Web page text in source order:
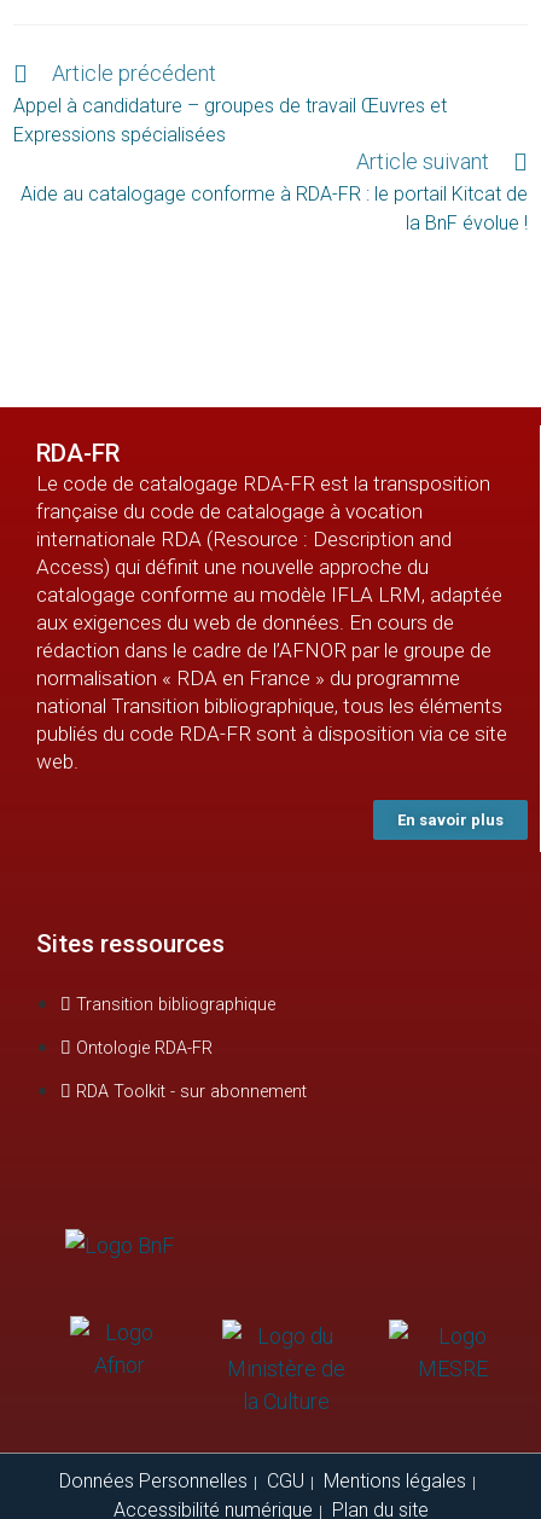
Article précédent
Appel à candidature – groupes de travail Œuvres et
Expressions spécialisées
Article suivant
Aide au catalogage conforme à RDA-FR : le portail Kitcat de
la BnF évolue !
RDA-FR
Le code de catalogage RDA-FR est la transposition
française du code de catalogage à vocation
internationale RDA (Resource : Description and
Access) qui définit une nouvelle approche du
catalogage conforme au modèle IFLA LRM, adaptée
aux exigences du web de données. En cours de
rédaction dans le cadre de l’AFNOR par le groupe de
normalisation « RDA en France » du programme
national Transition bibliographique, tous les éléments
publiés du code RDA-FR sont à disposition via ce site
web.
En savoir plus
Sites ressources
Transition bibliographique
Ontologie RDA-FR
RDA Toolkit - sur abonnement
Données Personnelles CGU
Mentions légales
Accessibilité numérique
Plan du site